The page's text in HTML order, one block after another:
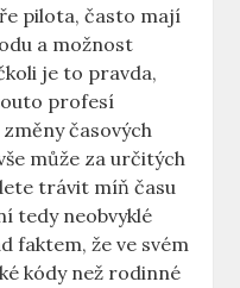
pilota,⁣ často mají
a možnost
je ⁤to pravda,
profesí
časových
může za ⁣určitých
trávit ⁤míň času
tedy neobvyklé
faktem, že ve svém
‍kódy než rodinné